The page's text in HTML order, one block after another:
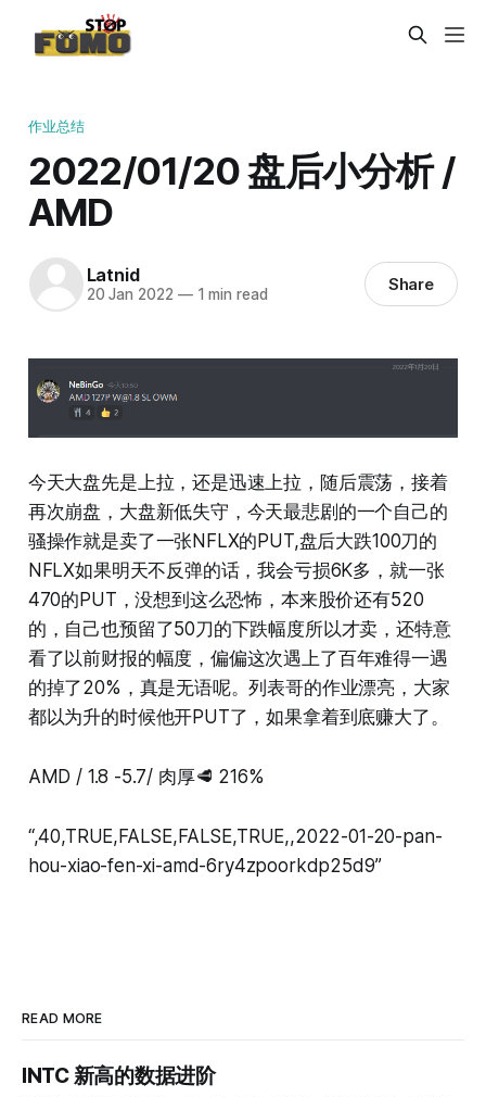
作业总结
2022/01/20 盘后小分析 /
AMD
Latnid
20 Jan 2022 —1 min read Share
今天大盘先是上拉，还是迅速上拉，随后震荡，接着
再次崩盘，大盘新低失守，今天最悲剧的一个自己的
骚操作就是卖了一张NFLX的PUT,盘后大跌100刀的
NFLX如果明天不反弹的话，我会亏损6K多，就一张
470的PUT，没想到这么恐怖，本来股价还有520
的，自己也预留了50刀的下跌幅度所以才卖，还特意
看了以前财报的幅度，偏偏这次遇上了百年难得一遇
的掉了20%，真是无语呢。列表哥的作业漂亮，大家
都以为升的时候他开PUT了，如果拿着到底赚大了。
AMD / 1.8 -5.7/ 肉厚🥩 216%
“,40,TRUE,FALSE,FALSE,TRUE,,2022-01-20-pan-
hou-xiao-fen-xi-amd-6ry4zpoorkdp25d9”
READ MORE
INTC 新高的数据进阶